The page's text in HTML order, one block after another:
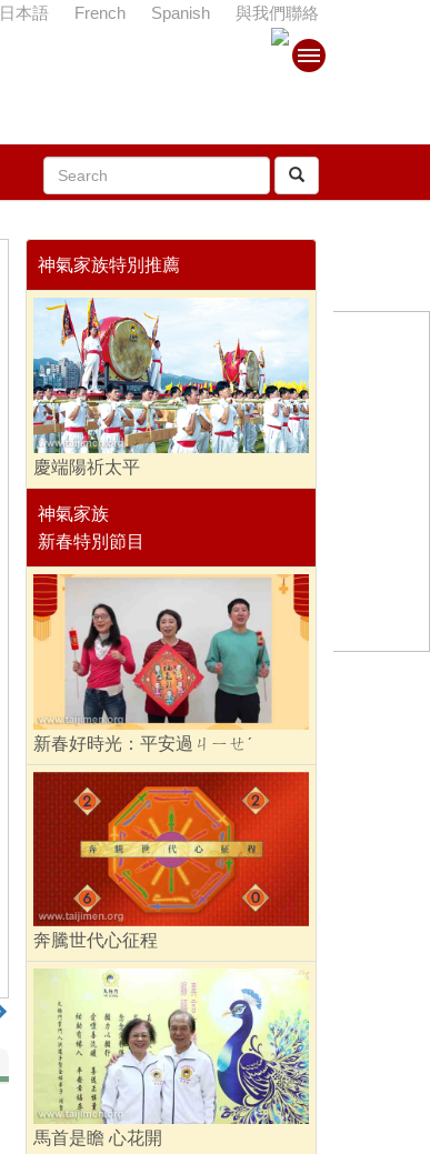
日本語 French Spanish 與我們聯絡
神氣家族特別推薦
慶端陽祈太平
神氣家族
新春特別節目
新春好時光：平安過ㄐㄧㄝˊ
奔騰世代心征程
馬首是瞻 心花開